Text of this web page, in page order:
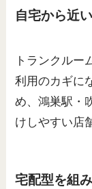
自宅から近
トランクルー
利用のカギに
め、鴻巣駅・
けしやすい店
宅配型を組